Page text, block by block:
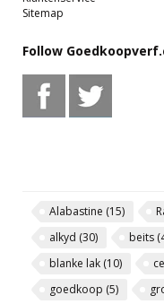
Sitemap
Follow
Alabastine (15)
alkyd (30) beits
blanke lak (10)
goedkoop (5)